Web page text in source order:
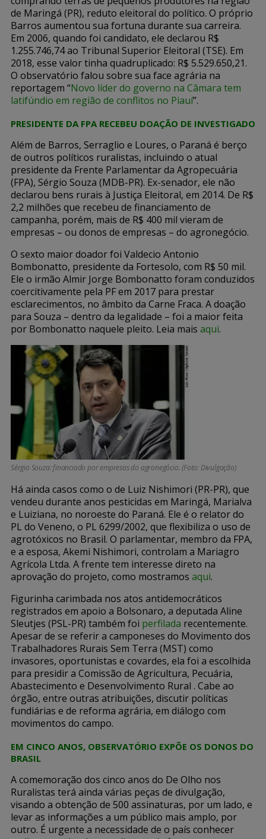
de Maringá (PR), reduto eleitoral do político. O próprio
Barros aumentou sua fortuna durante sua carreira.
Em 2006, quando foi candidato, ele declarou R$
1.255.746,74 ao Tribunal Superior Eleitoral (TSE). Em
2018, esse valor tinha quadruplicado: R$ 5.529.650,21.
O observatório falou sobre sua face agrária na
reportagem “Novo líder do governo na Câmara tem
latifúndio em região de conflitos no Piauí”.
PRESIDENTE DA FPA RECEBEU DOAÇÃO DE INVESTIGADO
Além de Barros, Serraglio e Loures, o Paraná é berço
de outros políticos ruralistas, incluindo o atual
presidente da Frente Parlamentar da Agropecuária
(FPA), Sérgio Souza (MDB-PR). Ex-senador, ele não
declarou bens rurais à Justiça Eleitoral, em 2014. De R$
2,2 milhões que recebeu de financiamento de
campanha, porém, mais de R$ 400 mil vieram de
empresas – ou donos de empresas – do agronegócio.
O sexto maior doador foi Valdecio Antonio
Bombonatto, presidente da Fortesolo, com R$ 50 mil.
Ele o irmão Almir Jorge Bombonatto foram conduzidos
coercitivamente pela PF em 2017 para prestar
esclarecimentos, no âmbito da Carne Fraca. A doação
para Souza – dentro da legalidade – foi a maior feita
por Bombonatto naquele pleito. Leia mais aqui.
Sérgio Souza: financiado por empresas do agronegócio. (Foto: Divulgação)
Há ainda casos como o de Luiz Nishimori (PR-PR), que
vendeu durante anos pesticidas em Maringá, Marialva
e Luiziana, no noroeste do Paraná. Ele é o relator do
PL do Veneno, o PL 6299/2002, que flexibiliza o uso de
agrotóxicos no Brasil. O parlamentar, membro da FPA,
e a esposa, Akemi Nishimori, controlam a Mariagro
Agrícola Ltda. A frente tem interesse direto na
aprovação do projeto, como mostramos aqui.
Figurinha carimbada nos atos antidemocráticos
registrados em apoio a Bolsonaro, a deputada Aline
Sleutjes (PSL-PR) também foi perfilada recentemente.
Apesar de se referir a camponeses do Movimento dos
Trabalhadores Rurais Sem Terra (MST) como
invasores, oportunistas e covardes, ela foi a escolhida
para presidir a Comissão de Agricultura, Pecuária,
Abastecimento e Desenvolvimento Rural . Cabe ao
órgão, entre outras atribuições, discutir políticas
fundiárias e de reforma agrária, em diálogo com
movimentos do campo.
EM CINCO ANOS, OBSERVATÓRIO EXPÕE OS DONOS DO
BRASIL
A comemoração dos cinco anos do De Olho nos
Ruralistas terá ainda várias peças de divulgação,
visando a obtenção de 500 assinaturas, por um lado, e
levar as informações a um público mais amplo, por
outro. É urgente a necessidade de o país conhecer